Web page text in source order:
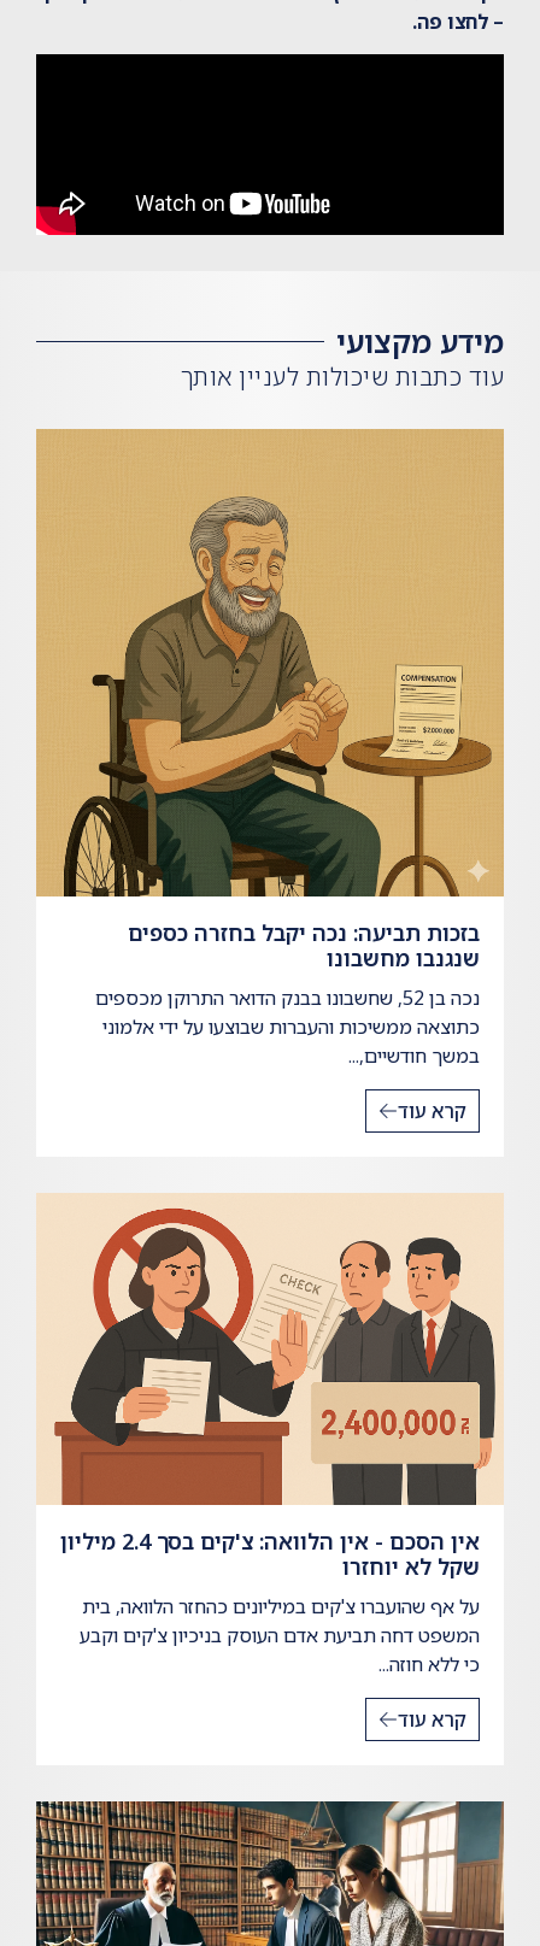
– לחצו פה.
מידע מקצועי
עוד כתבות שיכולות לעניין אותך
בזכות תביעה: נכה יקבל בחזרה כספים
שנגנבו מחשבונו
נכה בן 52, שחשבונו בבנק הדואר התרוקן מכספים
כתוצאה ממשיכות והעברות שבוצעו על ידי אלמוני
במשך חודשיים,...
קרא עוד
אין הסכם - אין הלוואה: צ'קים בסך 2.4 מיליון
שקל לא יוחזרו
על אף שהועברו צ'קים במיליונים כהחזר הלוואה, בית
המשפט דחה תביעת אדם העוסק בניכיון צ'קים וקבע
כי ללא חוזה...
קרא עוד